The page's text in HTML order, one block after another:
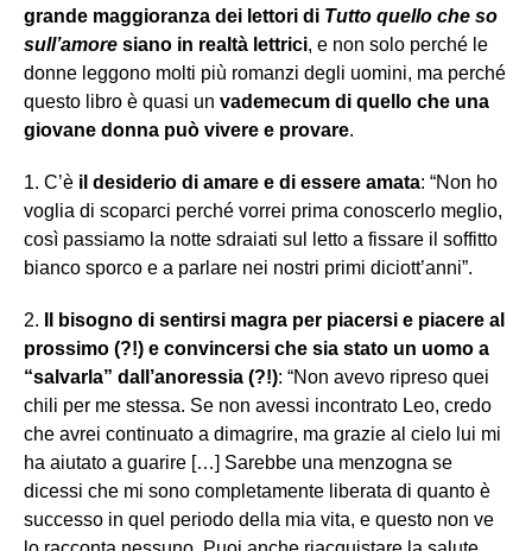
grande maggioranza dei lettori di Tutto quello che so
sull’amore siano in realtà lettrici, e non solo perché le
donne leggono molti più romanzi degli uomini, ma perché
questo libro è quasi un vademecum di quello che una
giovane donna può vivere e provare.
1. C’è il desiderio di amare e di essere amata: “Non ho
voglia di scoparci perché vorrei prima conoscerlo meglio,
così passiamo la notte sdraiati sul letto a fissare il soffitto
bianco sporco e a parlare nei nostri primi diciott’anni”.
2.
Il bisogno di sentirsi magra per piacersi e piacere al
prossimo (?!) e convincersi che sia stato un uomo a
“salvarla” dall’anoressia (?!): “Non avevo ripreso quei
chili per me stessa. Se non avessi incontrato Leo, credo
che avrei continuato a dimagrire, ma grazie al cielo lui mi
ha aiutato a guarire […] Sarebbe una menzogna se
dicessi che mi sono completamente liberata di quanto è
successo in quel periodo della mia vita, e questo non ve